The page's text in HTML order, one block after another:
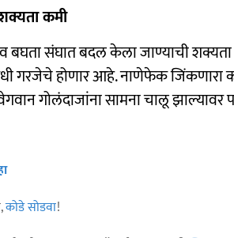
कमी
बघता संघात बदल केला जाण्याची
गरजेचे होणार आहे. नाणेफेक जिंकणारा
गोलंदाजांना सामना चालू
कोडे सोडवा!